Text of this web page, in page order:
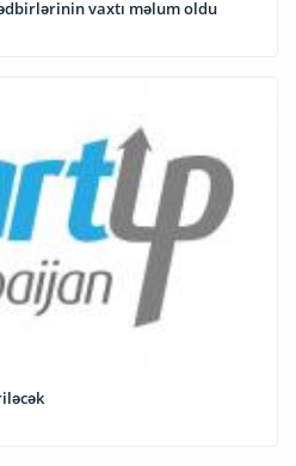
vaxtı məlum oldu